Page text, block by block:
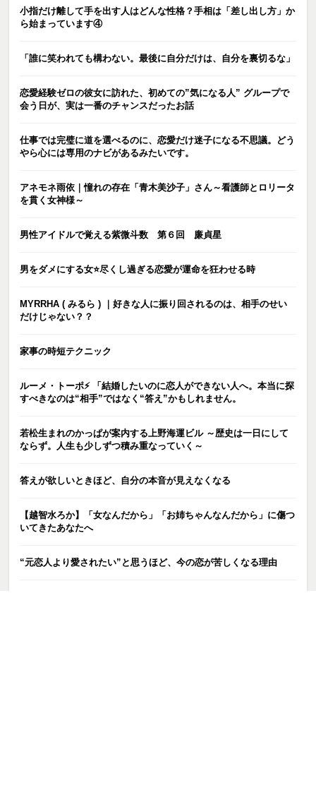
小指だけ離して手を出す人はどんな性格？手相は「差し出し方」か
ら始まっています④
「誰に笑われても構わない。最後に自分だけは、自分を裏切るな」
恋愛経験ゼロの彼女に訪れた、初めての”気になる人” グループで
会う日が、実は一番のチャンスだったお話
仕事では完璧に道を選べるのに、恋愛だけ迷子になる不思議。どう
やら心には専用のナビがあるみたいです。
アネモネ雨依｜憧れの存在「青木美沙子」さん～看護師とロリータ
を貫く女神様～
男性アイドルで覚える紫微斗数 第６回 廉貞星
男をダメにする女⭐️尽くし過ぎる恋愛が運命を狂わせる時
MYRRHA ( みるら ) ｜好きな人に振り回されるのは、相手のせい
だけじゃない？？
家事の時短テクニック
ルーメ・トーポ⚡️ 「結婚したいのに恋人ができない人へ。本当に探
すべきなのは“相手”ではなく“答え”かもしれません。
若松生まれのかっぱが案内する上野海運ビル ～歴史は一日にして
ならず。人生も少しずつ積み重なっていく～
答えが欲しいときほど、自分の本音が見えなくなる
【越智水ろか】「女なんだから」「お姉ちゃんなんだから」に傷つ
いてきたあなたへ
“元恋人より愛されたい”と思うほど、今の恋が苦しくなる理由